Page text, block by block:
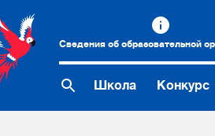
Сведения об образовательной
Школа Конкурс